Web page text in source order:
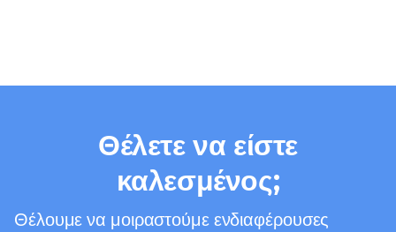
Θέλετε να είστε
καλεσμένος;
Θέλουμε να μοιραστούμε ενδιαφέρουσες